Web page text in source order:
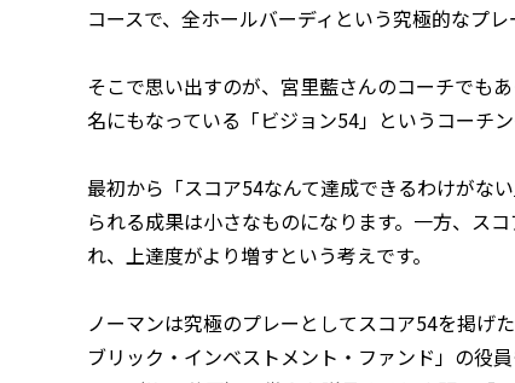
コースで、全ホールバーディという究極的なプ
そこで思い出すのが、宮里藍さんのコーチでも
名にもなっている「ビジョン54」というコーチン
最初から「スコア54なんて達成できるわけがな
られる成果は小さなものになります。一方、ス
れ、上達度がより増すという考えです。
ノーマンは究極のプレーとしてスコア54を掲げ
ブリック・インベストメント・ファンド」の役